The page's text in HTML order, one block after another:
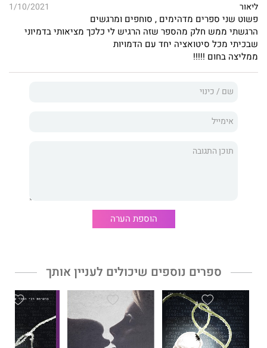
ליאור 1/10/2021
פשוט שני ספרים מדהימים , סוחפים ומרגשים
הרגשתי ממש חלק מהספר שזה הרגיש לי כלכך מציאותי בדמיוני
שבכיתי מכל סיטואציה יחד עם הדמויות
ממליצה בחום !!!!!
הוספת הערה
ספרים נוספים שיכולים לעניין אותך